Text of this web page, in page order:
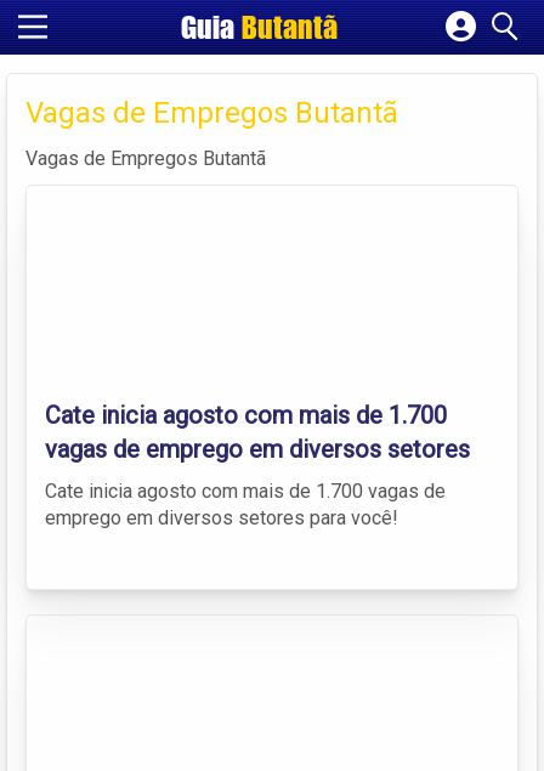
GuiaButantã
Cadastrar empresa
Criar conta
Vagas de Empregos Butantã
Vagas de Empregos Butantã
Cate inicia agosto com mais de 1.700
vagas de emprego em diversos setores
Cate inicia agosto com mais de 1.700 vagas de
emprego em diversos setores para você!